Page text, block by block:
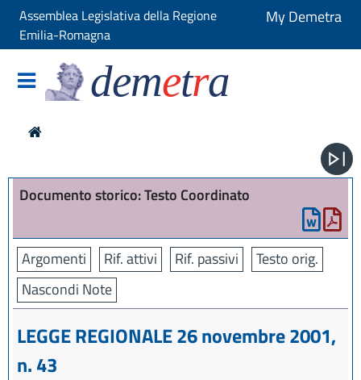
Assemblea Legislativa della Regione
Emilia-Romagna
My Demetra
demetra
Documento storico: Testo Coordinato
Argomenti Rif. attivi Rif. passivi
Testo orig.
Nascondi Note
LEGGE REGIONALE 26 novembre 2001,
n. 43